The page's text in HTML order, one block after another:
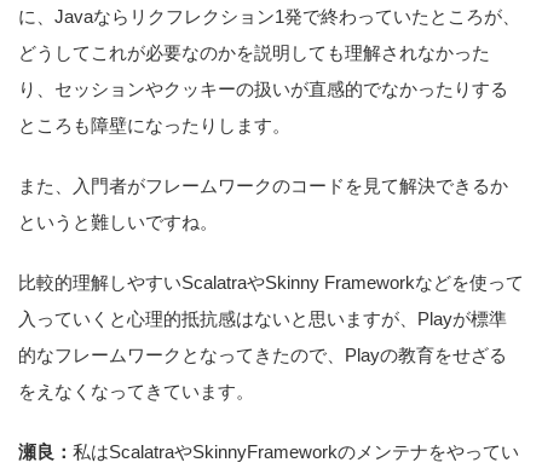
に、Javaならリクフレクション1発で終わっていたところが、
どうしてこれが必要なのかを説明しても理解されなかった
り、セッションやクッキーの扱いが直感的でなかったりする
ところも障壁になったりします。
また、入門者がフレームワークのコードを見て解決できるか
というと難しいですね。
比較的理解しやすいScalatraやSkinny Frameworkなどを使って
入っていくと心理的抵抗感はないと思いますが、Playが標準
的なフレームワークとなってきたので、Playの教育をせざる
をえなくなってきています。
瀬良： 私はScalatraやSkinnyFrameworkのメンテナをやってい